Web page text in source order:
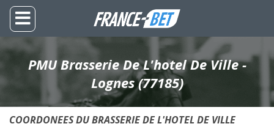
PMU Brasserie De L'hotel De Ville -
Lognes (77185)
COORDONEES DU BRASSERIE DE L'HOTEL DE VILLE